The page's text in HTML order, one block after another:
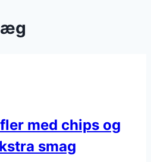
med chips og
smag